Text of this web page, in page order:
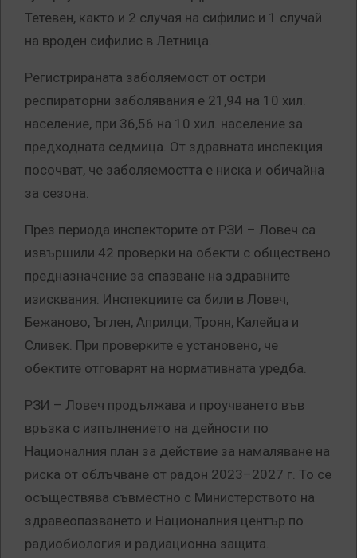
Тетевен, както и 2 случая на сифилис и 1 случай
на вроден сифилис в Летница.
Регистрираната заболяемост от остри
респираторни заболявания е 21,94 на 10 хил.
население, при 36,56 на 10 хил. население за
предходната седмица. От здравната инспекция
посочват, че заболяемостта е ниска и обичайна
за сезона.
През периода инспекторите от РЗИ – Ловеч са
извършили 42 проверки на обекти с обществено
предназначение за спазване на здравните
изисквания. Инспекциите са били в Ловеч,
Бежаново, Ъглен, Априлци, Троян, Калейца и
Сливек. При проверките е установено, че
обектите отговарят на нормативната уредба.
РЗИ – Ловеч продължава и проучването във
връзка с изпълнението на дейности по
Националния план за действие за намаляване на
риска от облъчване от радон 2023–2027 г. То се
осъществява съвместно с Министерството на
здравеопазването и Националния център по
радиобиология и радиационна защита.